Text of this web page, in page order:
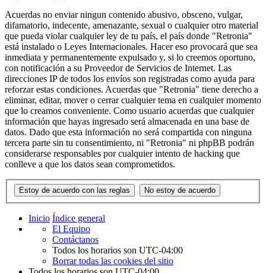
Acuerdas no enviar ningun contenido abusivo, obsceno, vulgar,
difamatorio, indecente, amenazante, sexual o cualquier otro material
que pueda violar cualquier ley de tu país, el país donde "Retronia"
está instalado o Leyes Internacionales. Hacer eso provocará que sea
inmediata y permanentemente expulsado y, si lo creemos oportuno,
con notificación a su Proveedor de Servicios de Internet. Las
direcciones IP de todos los envíos son registradas como ayuda para
reforzar estas condiciones. Acuerdas que "Retronia" tiene derecho a
eliminar, editar, mover o cerrar cualquier tema en cualquier momento
que lo creamos conveniente. Como usuario acuerdas que cualquier
información que hayas ingresado será almacenada en una base de
datos. Dado que esta información no será compartida con ninguna
tercera parte sin tu consentimiento, ni "Retronia" ni phpBB podrán
considerarse responsables por cualquier intento de hacking que
conlleve a que los datos sean comprometidos.
Inicio Índice general
El Equipo
Contáctanos
Todos los horarios son UTC-04:00
Borrar todas las cookies del sitio